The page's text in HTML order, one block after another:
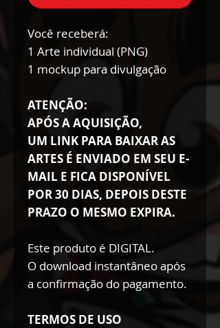
Você receberá:
1 Arte individual (PNG)
1 mockup para divulgação
ATENÇÃO:
APÓS A AQUISIÇÃO,
UM LINK PARA BAIXAR AS
ARTES É ENVIADO EM SEU E-
MAIL E FICA DISPONÍVEL
POR 30 DIAS, DEPOIS DESTE
PRAZO O MESMO EXPIRA.
Este produto é DIGITAL.
O download instantâneo após
a confirmação do pagamento.
TERMOS DE USO